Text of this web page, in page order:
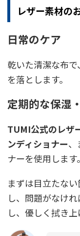
レザー素材の
日常のケア
乾いた清潔な布
を落とします。
定期的な保湿
TUMI公式のレザ
ンディショナー、
ナーを使用します。
まずは目立たな
し、問題がなけ
し、優しく拭き上